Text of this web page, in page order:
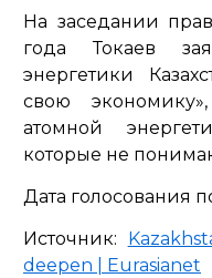
На заседании
года Токаев
энергетики
свою
атомной
которые не
Дата голосования
Источник:
deepen | Eurasianet